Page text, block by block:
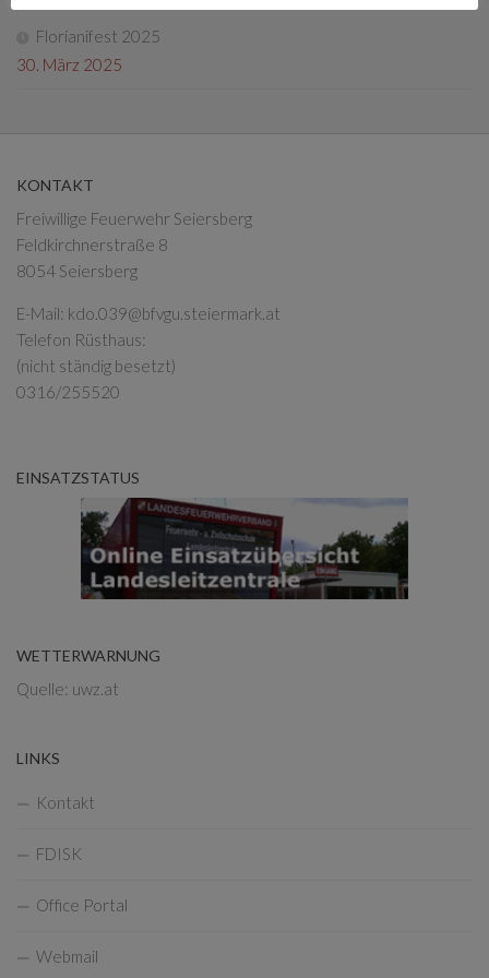
Florianifest 2025
30. März 2025
KONTAKT
Freiwillige Feuerwehr Seiersberg
Feldkirchnerstraße 8
8054 Seiersberg
E-Mail: kdo.039@bfvgu.steiermark.at
Telefon Rüsthaus:
(nicht ständig besetzt)
0316/255520
EINSATZSTATUS
WETTERWARNUNG
Quelle: uwz.at
LINKS
Kontakt
FDISK
Office Portal
Webmail